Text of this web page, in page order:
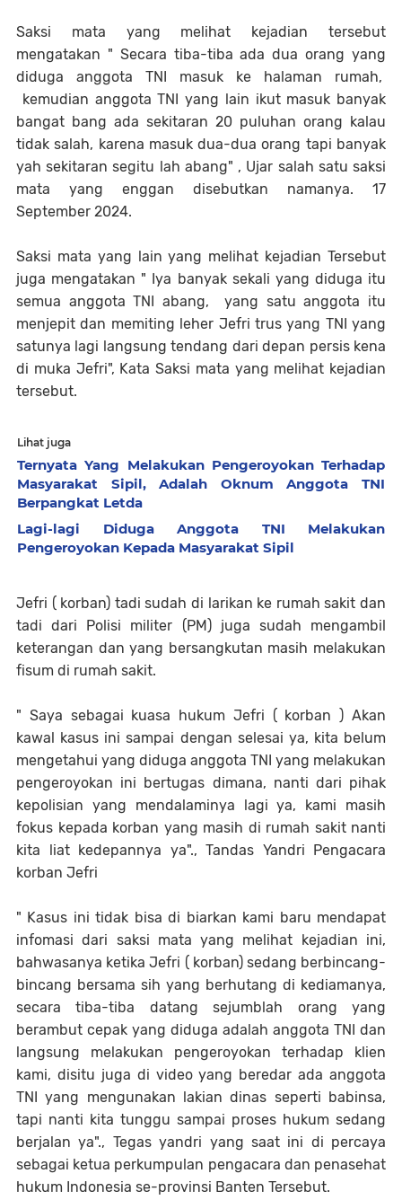
Saksi mata yang melihat kejadian tersebut
mengatakan " Secara tiba-tiba ada dua orang yang
diduga anggota TNI masuk ke halaman rumah,
kemudian anggota TNI yang lain ikut masuk banyak
bangat bang ada sekitaran 20 puluhan orang kalau
tidak salah, karena masuk dua-dua orang tapi banyak
yah sekitaran segitu lah abang" , Ujar salah satu saksi
mata yang enggan disebutkan namanya. 17
September 2024.
Saksi mata yang lain yang melihat kejadian Tersebut
juga mengatakan " Iya banyak sekali yang diduga itu
semua anggota TNI abang, yang satu anggota itu
menjepit dan memiting leher Jefri trus yang TNI yang
satunya lagi langsung tendang dari depan persis kena
di muka Jefri", Kata Saksi mata yang melihat kejadian
tersebut.
Lihat juga
Ternyata Yang Melakukan Pengeroyokan Terhadap
Masyarakat Sipil, Adalah Oknum Anggota TNI
Berpangkat Letda
Lagi-lagi Diduga Anggota TNI Melakukan
Pengeroyokan Kepada Masyarakat Sipil
Jefri ( korban) tadi sudah di larikan ke rumah sakit dan
tadi dari Polisi militer (PM) juga sudah mengambil
keterangan dan yang bersangkutan masih melakukan
fisum di rumah sakit.
" Saya sebagai kuasa hukum Jefri ( korban ) Akan
kawal kasus ini sampai dengan selesai ya, kita belum
mengetahui yang diduga anggota TNI yang melakukan
pengeroyokan ini bertugas dimana, nanti dari pihak
kepolisian yang mendalaminya lagi ya, kami masih
fokus kepada korban yang masih di rumah sakit nanti
kita liat kedepannya ya"., Tandas Yandri Pengacara
korban Jefri
" Kasus ini tidak bisa di biarkan kami baru mendapat
infomasi dari saksi mata yang melihat kejadian ini,
bahwasanya ketika Jefri ( korban) sedang berbincang-
bincang bersama sih yang berhutang di kediamanya,
secara tiba-tiba datang sejumblah orang yang
berambut cepak yang diduga adalah anggota TNI dan
langsung melakukan pengeroyokan terhadap klien
kami, disitu juga di video yang beredar ada anggota
TNI yang mengunakan lakian dinas seperti babinsa,
tapi nanti kita tunggu sampai proses hukum sedang
berjalan ya"., Tegas yandri yang saat ini di percaya
sebagai ketua perkumpulan pengacara dan penasehat
hukum Indonesia se-provinsi Banten Tersebut.